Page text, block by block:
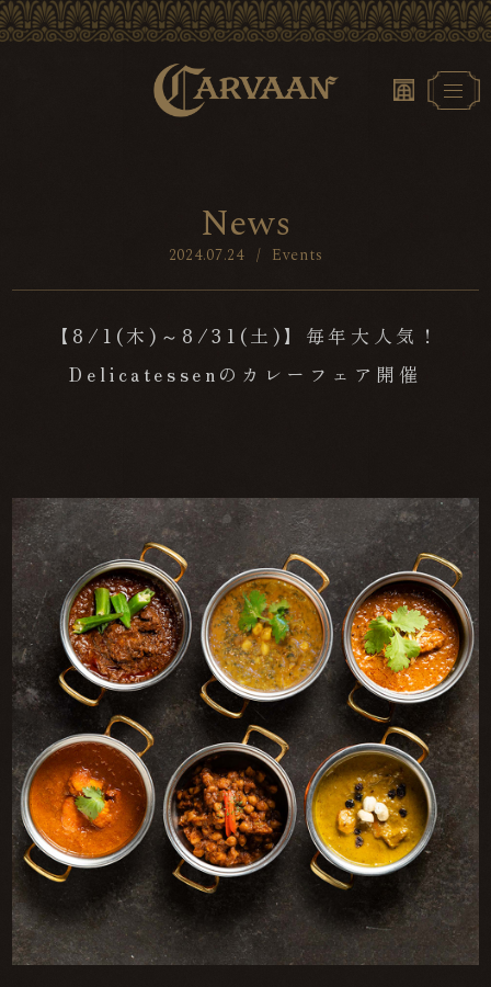
News
2024.07.24 / Events
【8/1(木)～8/31(土)】毎年大人気！
Delicatessenのカレーフェア開催